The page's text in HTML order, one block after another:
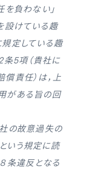
を負わない」
設けている趣
定している趣
条5項（貴社に
責任）は，上
がある旨の回
の故意過失の
いう規定に読
条違反となる